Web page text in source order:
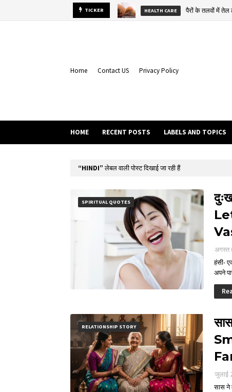
TICKER EMOTIONAL BOND STORY दुःख
Home Contact US Privacy Policy
HOME RECENT POSTS LABELS AND TOPICS
HINDI लेबल वाली पोस्ट दिखाई जा रही हैं
SPIRITUAL QUOTES
अगस्त
हंसी-
अपने
RELATIONSHIP STORY
जुलाई
सास ने